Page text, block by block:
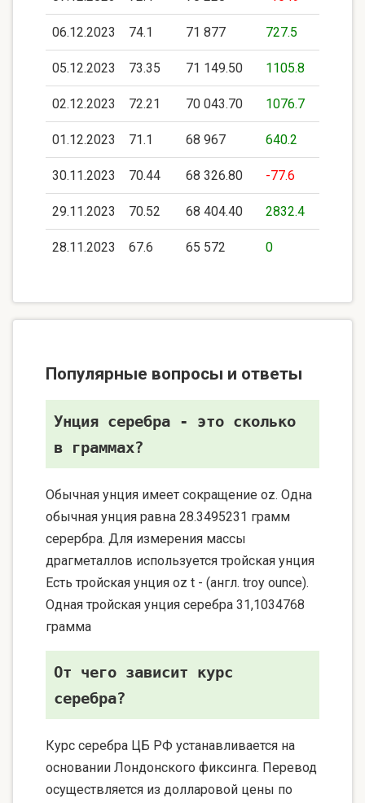
06.12.2023 74.1 71 877 727.5
05.12.2023 73.35 71 149.50 1105.8
02.12.2023 72.21 70 043.70 1076.7
01.12.2023 71.1 68 967 640.2
30.11.2023 70.44 68 326.80 -77.6
29.11.2023 70.52 68 404.40 2832.4
28.11.2023 67.6 65 572 0
Популярные вопросы и ответы
Унция серебра - это сколько
в граммах?
Обычная унция имеет сокращение oz. Одна
обычная унция равна 28.3495231 грамм
серербра. Для измерения массы
драгметаллов используется тройская унция
Есть тройская унция oz t - (англ. troy ounce).
Одная тройская унция серебра 31,1034768
грамма
От чего зависит курс
серебра?
Курс серебра ЦБ РФ устанавливается на
основании Лондонского фиксинга. Перевод
осуществляется из долларовой цены по